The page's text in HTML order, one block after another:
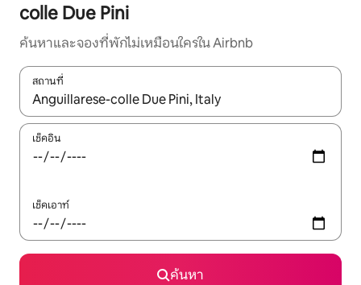
colle Due Pini
ค้นหาและจองที่พักไม่เหมือนใครใน Airbnb
สถานที่
ใช้ลูกศรขึ้นลง หรือใช้การสัมผัสหรือปัด เพื่อสำรวจผลการค้นหา
เช็คอิน
เช็คเอาท์
ค้นหา